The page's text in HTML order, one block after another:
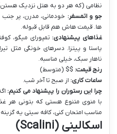
نظامی (که هر دو به هتل نزدیک
جو و اتمسفر: خودمانی، مدرن، پر
ها. قیمت هاش هم قابل قبوله.
غذاهای پیشنهادی: تمپورای میگو،
پاستا و پیتزا. دسرهای خونگی مثل
ناهار سبک، خیلی مناسبه.
رنج قیمت: $$ (متوسط)
ساعات کاری: از صبح تا آخر شب.
چرا این رستوران را پیشنهاد می کنیم:
با منوی متنوع هستی که بتونی هر
مناسب امتحان کنی، کافه سیتی یه گزینه
اسکالینی (Scalini)